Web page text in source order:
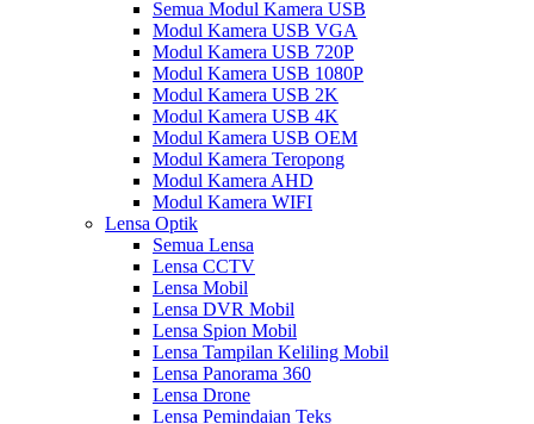
Semua Modul Kamera USB
Modul Kamera USB VGA
Modul Kamera USB 720P
Modul Kamera USB 1080P
Modul Kamera USB 2K
Modul Kamera USB 4K
Modul Kamera USB OEM
Modul Kamera Teropong
Modul Kamera AHD
Modul Kamera WIFI
Lensa Optik
Semua Lensa
Lensa CCTV
Lensa Mobil
Lensa DVR Mobil
Lensa Spion Mobil
Lensa Tampilan Keliling Mobil
Lensa Panorama 360
Lensa Drone
Lensa Pemindaian Teks